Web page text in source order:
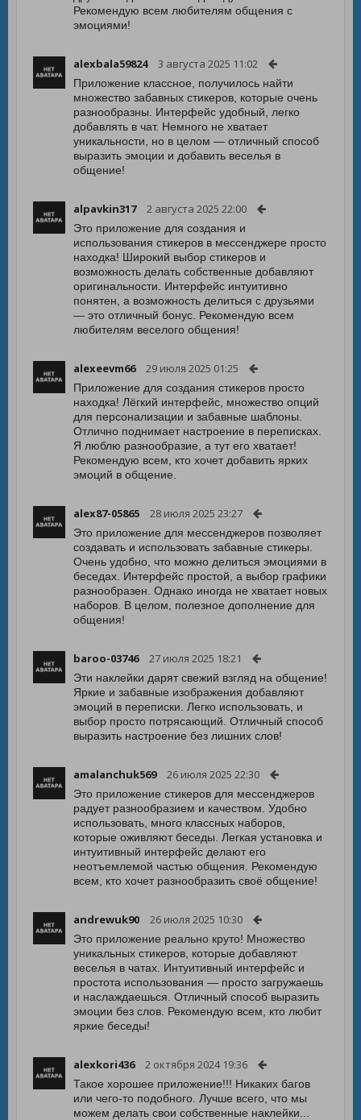
Рекомендую всем любителям общения с
эмоциями!
alexbala59824 3 августа 2025 11:02
Приложение классное, получилось найти
множество забавных стикеров, которые очень
разнообразны. Интерфейс удобный, легко
добавлять в чат. Немного не хватает
уникальности, но в целом — отличный способ
выразить эмоции и добавить веселья в
общение!
alpavkin317 2 августа 2025 22:00
Это приложение для создания и
использования стикеров в мессенджере просто
находка! Широкий выбор стикеров и
возможность делать собственные добавляют
оригинальности. Интерфейс интуитивно
понятен, а возможность делиться с друзьями
— это отличный бонус. Рекомендую всем
любителям веселого общения!
alexeevm66 29 июля 2025 01:25
Приложение для создания стикеров просто
находка! Лёгкий интерфейс, множество опций
для персонализации и забавные шаблоны.
Отлично поднимает настроение в переписках.
Я люблю разнообразие, а тут его хватает!
Рекомендую всем, кто хочет добавить ярких
эмоций в общение.
alex87-05865 28 июля 2025 23:27
Это приложение для мессенджеров позволяет
создавать и использовать забавные стикеры.
Очень удобно, что можно делиться эмоциями в
беседах. Интерфейс простой, а выбор графики
разнообразен. Однако иногда не хватает новых
наборов. В целом, полезное дополнение для
общения!
baroo-03746 27 июля 2025 18:21
Эти наклейки дарят свежий взгляд на общение!
Яркие и забавные изображения добавляют
эмоций в переписки. Легко использовать, и
выбор просто потрясающий. Отличный способ
выразить настроение без лишних слов!
amalanchuk569 26 июля 2025 22:30
Это приложение стикеров для мессенджеров
радует разнообразием и качеством. Удобно
использовать, много классных наборов,
которые оживляют беседы. Легкая установка и
интуитивный интерфейс делают его
неотъемлемой частью общения. Рекомендую
всем, кто хочет разнообразить своё общение!
andrewuk90 26 июля 2025 10:30
Это приложение реально круто! Множество
уникальных стикеров, которые добавляют
веселья в чатах. Интуитивный интерфейс и
простота использования — просто загружаешь
и наслаждаешься. Отличный способ выразить
эмоции без слов. Рекомендую всем, кто любит
яркие беседы!
alexkori436 2 октября 2024 19:36
Такое хорошее приложение!!! Никаких багов
или чего-то подобного. Лучше всего, что мы
можем делать свои собственные наклейки...